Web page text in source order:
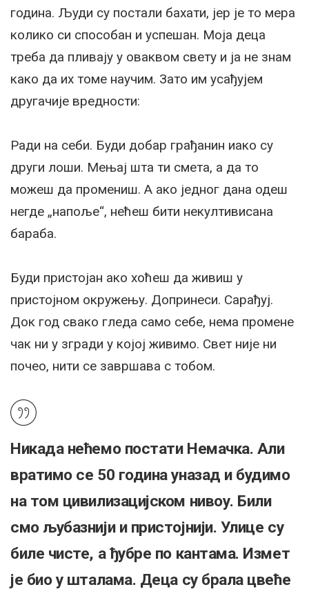
година. Људи су постали бахати, јер је то мера
колико си способан и успешан. Моја деца
треба да пливају у оваквом свету и ја не знам
како да их томе научим. Зато им усађујем
другачије вредности:
Ради на себи. Буди добар грађанин иако су
други лоши. Мењај шта ти смета, а да то
можеш да промениш. А ако једног дана одеш
негде „напоље“, нећеш бити некултивисана
бараба.
Буди пристојан ако хоћеш да живиш у
пристојном окружењу. Допринеси. Сарађуј.
Док год свако гледа само себе, нема промене
чак ни у згради у којој живимо. Свет није ни
почео, нити се завршава с тобом.
Никада нећемо постати Немачка. Али
вратимо се 50 година уназад и будимо
на том цивилизацијском нивоу. Били
смо љубазнији и пристојнији. Улице су
биле чисте, а ђубре по кантама. Измет
је био у шталама. Деца су брала цвеће